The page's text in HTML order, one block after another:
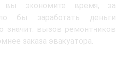
вы экономите время, за
бы заработать деньги
значит: вызов ремонтников
заказа эвакуатора.